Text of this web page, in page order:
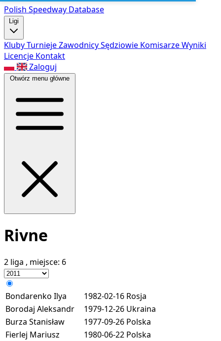
Polish Speedway Database
Ligi
KlubyTurniejeZawodnicySędziowie KomisarzeWyniki
Licencje Kontakt
Zaloguj
Otwórz menu główne
Rivne
2 liga , miejsce: 6
Bondarenko Ilya 1982-02-16 Rosja
Borodaj Aleksandr
1979-12-26 Ukraina
Burza Stanisław
1977-09-26 Polska
Fierlej Mariusz
1980-06-22 Polska